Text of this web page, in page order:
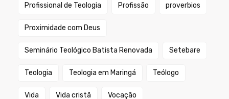
Profissional de Teologia Profissão proverbios
Proximidade com Deus
Seminário Teológico Batista Renovada Setebare
Teologia Teologia em Maringá Teólogo
Vida Vida cristã Vocação